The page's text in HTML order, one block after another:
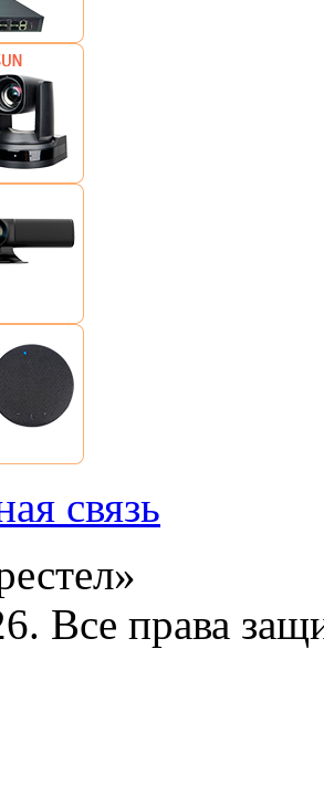
связь
Все права